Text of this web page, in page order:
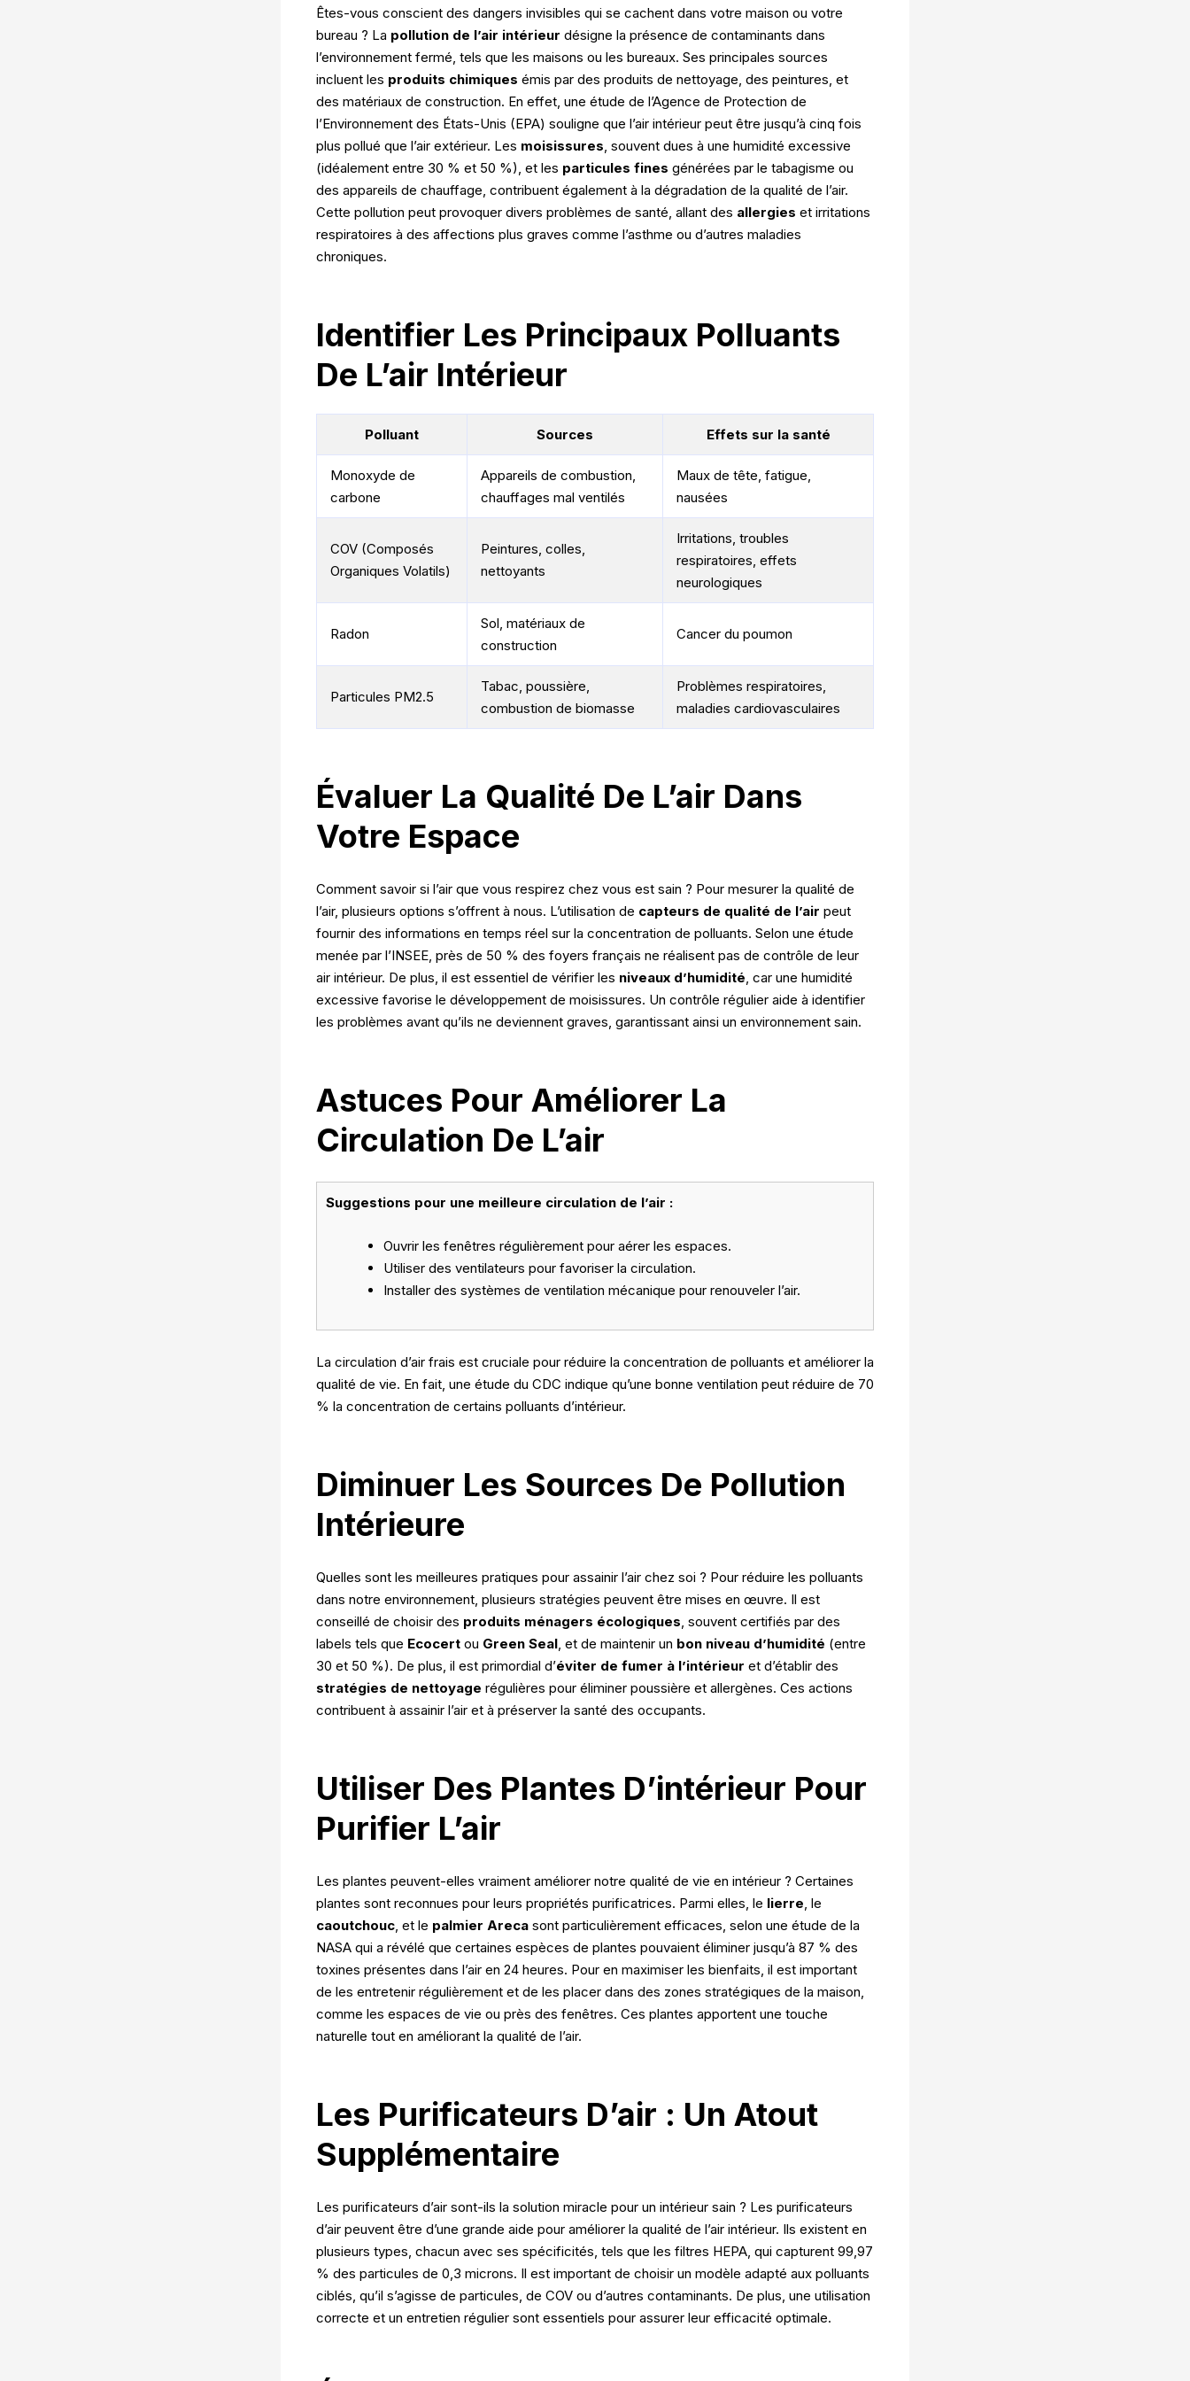
Êtes-vous conscient des dangers invisibles qui se cachent dans votre maison ou votre
bureau ? La pollution de l’air intérieur désigne la présence de contaminants dans
l’environnement fermé, tels que les maisons ou les bureaux. Ses principales sources
incluent les produits chimiques émis par des produits de nettoyage, des peintures, et
des matériaux de construction. En effet, une étude de l’Agence de Protection de
l’Environnement des États-Unis (EPA) souligne que l’air intérieur peut être jusqu’à cinq fois
plus pollué que l’air extérieur. Les moisissures , souvent dues à une humidité excessive
(idéalement entre 30 % et 50 %), et les particules fines générées par le tabagisme ou
des appareils de chauffage, contribuent également à la dégradation de la qualité de l’air.
Cette pollution peut provoquer divers problèmes de santé, allant des allergies et irritations
respiratoires à des affections plus graves comme l’asthme ou d’autres maladies
chroniques.
Identifier Les Principaux Polluants
De L’air Intérieur
Polluant Sources Effets sur la santé
Monoxyde de
carbone
Appareils de combustion,
chauffages mal ventilés
Maux de tête, fatigue,
nausées
COV (Composés
Organiques Volatils)
Peintures, colles,
nettoyants
Irritations, troubles
respiratoires, effets
neurologiques
Radon
Sol, matériaux de
construction
Cancer du poumon
Particules PM2.5
Tabac, poussière,
combustion de biomasse
Problèmes respiratoires,
maladies cardiovasculaires
Évaluer La Qualité De L’air Dans
Votre Espace
Comment savoir si l’air que vous respirez chez vous est sain ? Pour mesurer la qualité de
l’air, plusieurs options s’offrent à nous. L’utilisation de capteurs de qualité de l’air peut
fournir des informations en temps réel sur la concentration de polluants. Selon une étude
menée par l’INSEE, près de 50 % des foyers français ne réalisent pas de contrôle de leur
air intérieur. De plus, il est essentiel de vérifier les niveaux d’humidité , car une humidité
excessive favorise le développement de moisissures. Un contrôle régulier aide à identifier
les problèmes avant qu’ils ne deviennent graves, garantissant ainsi un environnement sain.
Astuces Pour Améliorer La
Circulation De L’air
Suggestions pour une meilleure circulation de l’air :
Ouvrir les fenêtres régulièrement pour aérer les espaces.
Utiliser des ventilateurs pour favoriser la circulation.
Installer des systèmes de ventilation mécanique pour renouveler l’air.
La circulation d’air frais est cruciale pour réduire la concentration de polluants et améliorer la
qualité de vie. En fait, une étude du CDC indique qu’une bonne ventilation peut réduire de 70
% la concentration de certains polluants d’intérieur.
Diminuer Les Sources De Pollution
Intérieure
Quelles sont les meilleures pratiques pour assainir l’air chez soi ? Pour réduire les polluants
dans notre environnement, plusieurs stratégies peuvent être mises en œuvre. Il est
conseillé de choisir des produits ménagers écologiques , souvent certifiés par des
labels tels que Ecocert ou Green Seal , et de maintenir un bon niveau d’humidité (entre
30 et 50 %). De plus, il est primordial d’éviter de fumer à l’intérieur et d’établir des
stratégies de nettoyage régulières pour éliminer poussière et allergènes. Ces actions
contribuent à assainir l’air et à préserver la santé des occupants.
Utiliser Des Plantes D’intérieur Pour
Purifier L’air
Les plantes peuvent-elles vraiment améliorer notre qualité de vie en intérieur ? Certaines
plantes sont reconnues pour leurs propriétés purificatrices. Parmi elles, le lierre , le
caoutchouc , et le palmier Areca sont particulièrement efficaces, selon une étude de la
NASA qui a révélé que certaines espèces de plantes pouvaient éliminer jusqu’à 87 % des
toxines présentes dans l’air en 24 heures. Pour en maximiser les bienfaits, il est important
de les entretenir régulièrement et de les placer dans des zones stratégiques de la maison,
comme les espaces de vie ou près des fenêtres. Ces plantes apportent une touche
naturelle tout en améliorant la qualité de l’air.
Les Purificateurs D’air : Un Atout
Supplémentaire
Les purificateurs d’air sont-ils la solution miracle pour un intérieur sain ? Les purificateurs
d’air peuvent être d’une grande aide pour améliorer la qualité de l’air intérieur. Ils existent en
plusieurs types, chacun avec ses spécificités, tels que les filtres HEPA, qui capturent 99,97
% des particules de 0,3 microns. Il est important de choisir un modèle adapté aux polluants
ciblés, qu’il s’agisse de particules, de COV ou d’autres contaminants. De plus, une utilisation
correcte et un entretien régulier sont essentiels pour assurer leur efficacité optimale.